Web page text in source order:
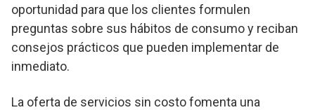
oportunidad para que los clientes formulen
preguntas sobre sus hábitos de consumo y reciban
consejos prácticos que pueden implementar de
inmediato.
La oferta de servicios sin costo fomenta una